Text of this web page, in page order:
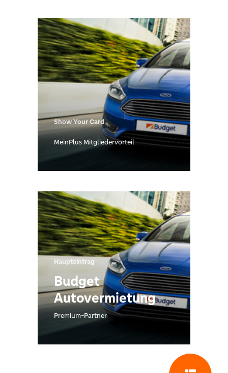
Show Your Card
MeinPlus Mitgliedervorteil
Haupteintrag
Budget
Autovermietung
Premium-Partner